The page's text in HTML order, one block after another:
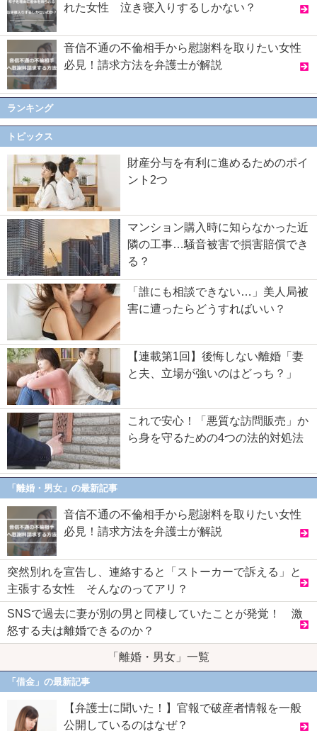
れた女性 泣き寝入りするしかない？
音信不通の不倫相手から慰謝料を取りたい女性
必見！請求方法を弁護士が解説
ランキング
トピックス
財産分与を有利に進めるためのポイ
ント2つ
マンション購入時に知らなかった近
隣の工事…騒音被害で損害賠償でき
る？
「誰にも相談できない…」美人局被
害に遭ったらどうすればいい？
【連載第1回】後悔しない離婚「妻
と夫、立場が強いのはどっち？」
これで安心！「悪質な訪問販売」か
ら身を守るための4つの法的対処法
「離婚・男女」の最新記事
音信不通の不倫相手から慰謝料を取りたい女性
必見！請求方法を弁護士が解説
突然別れを宣告し、連絡すると「ストーカーで訴える」と
主張する女性 そんなのってアリ？
SNSで過去に妻が別の男と同棲していたことが発覚！ 激
怒する夫は離婚できるのか？
「離婚・男女」一覧
「借金」の最新記事
【弁護士に聞いた！】官報で破産者情報を一般
公開しているのはなぜ？